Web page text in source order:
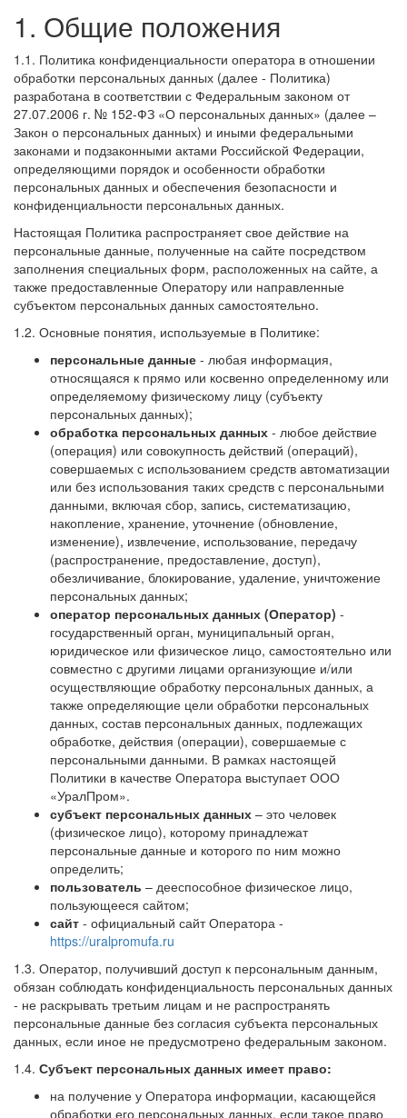
1. Общие положения
1.1. Политика конфиденциальности оператора в отношении
обработки персональных данных (далее - Политика)
разработана в соответствии с Федеральным законом от
27.07.2006 г. № 152-ФЗ «О персональных данных» (далее –
Закон о персональных данных) и иными федеральными
законами и подзаконными актами Российской Федерации,
определяющими порядок и особенности обработки
персональных данных и обеспечения безопасности и
конфиденциальности персональных данных.
Настоящая Политика распространяет свое действие на
персональные данные, полученные на сайте посредством
заполнения специальных форм, расположенных на сайте, а
также предоставленные Оператору или направленные
субъектом персональных данных самостоятельно.
1.2. Основные понятия, используемые в Политике:
персональные данные - любая информация,
относящаяся к прямо или косвенно определенному или
определяемому физическому лицу (субъекту
персональных данных);
обработка персональных данных - любое действие
(операция) или совокупность действий (операций),
совершаемых с использованием средств автоматизации
или без использования таких средств с персональными
данными, включая сбор, запись, систематизацию,
накопление, хранение, уточнение (обновление,
изменение), извлечение, использование, передачу
(распространение, предоставление, доступ),
обезличивание, блокирование, удаление, уничтожение
персональных данных;
оператор персональных данных (Оператор) -
государственный орган, муниципальный орган,
юридическое или физическое лицо, самостоятельно или
совместно с другими лицами организующие и/или
осуществляющие обработку персональных данных, а
также определяющие цели обработки персональных
данных, состав персональных данных, подлежащих
обработке, действия (операции), совершаемые с
персональными данными. В рамках настоящей
Политики в качестве Оператора выступает ООО
«УралПром».
субъект персональных данных – это человек
(физическое лицо), которому принадлежат
персональные данные и которого по ним можно
определить;
пользователь – дееспособное физическое лицо,
пользующееся сайтом;
сайт - официальный сайт Оператора -
https://uralpromufa.ru
1.3. Оператор, получивший доступ к персональным данным,
обязан соблюдать конфиденциальность персональных данных
- не раскрывать третьим лицам и не распространять
персональные данные без согласия субъекта персональных
данных, если иное не предусмотрено федеральным законом.
1.4. Субъект персональных данных имеет право:
на получение у Оператора информации, касающейся
обработки его персональных данных, если такое право